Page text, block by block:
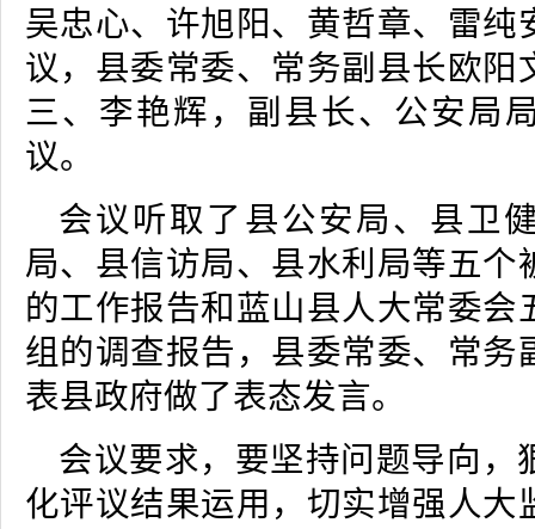
吴忠心、许旭阳、黄哲章、雷纯
议，县委常委、常务副县长欧阳
三、李艳辉，副县长、公安局
议。
会议听取了县公安局、县卫
局、县信访局、县水利局等五个
的工作报告和蓝山县人大常委会
组的调查报告，县委常委、常务
表县政府做了表态发言。
会议要求，要坚持问题导向，
化评议结果运用，切实增强人大